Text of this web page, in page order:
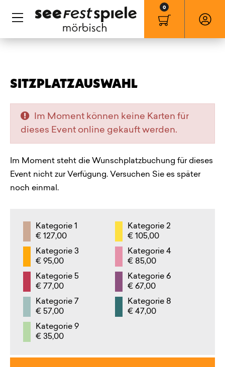
Hauptnavigation
Warenkorb
SITZPLATZAUSWAHL
Im Moment können keine Karten für
dieses Event online gekauft werden.
Im Moment steht die Wunschplatzbuchung für dieses
Event nicht zur Verfügung. Versuchen Sie es später
noch einmal.
Kategorie 1
€ 127,00
Kategorie 2
€ 105,00
Kategorie 3
€ 95,00
Kategorie 4
€ 85,00
Kategorie 5
€ 77,00
Kategorie 6
€ 67,00
Kategorie 7
€ 57,00
Kategorie 8
€ 47,00
Kategorie 9
€ 35,00